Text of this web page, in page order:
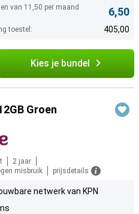
van 11,50 per maand
6,50
toestel: 405,00
Kies je bundel
Groen
2 jaar
misbruik
prijsdetails
netwerk van KPN